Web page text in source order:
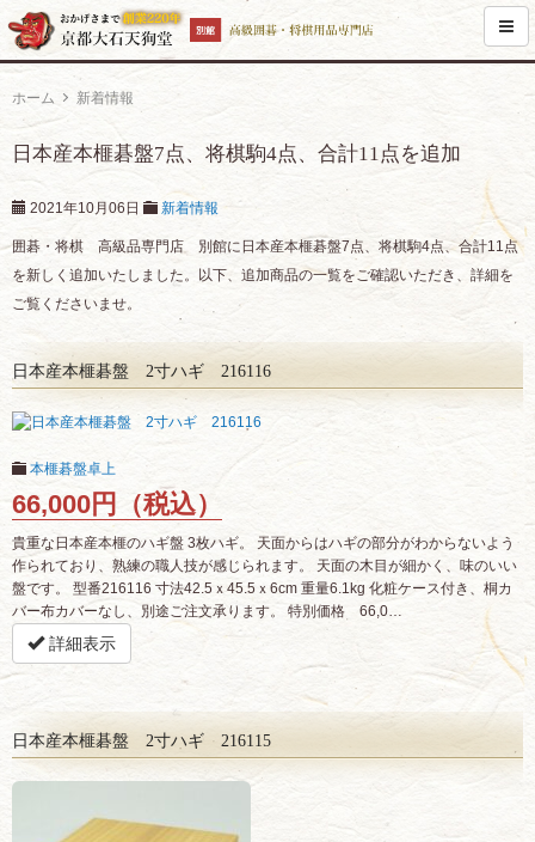
ホーム 新着情報
日本産本榧碁盤7点、将棋駒4点、合計11点を追加
2021年10月06日 新着情報
囲碁・将棋 高級品専門店 別館に日本産本榧碁盤7点、将棋駒4点、合計11点
を新しく追加いたしました。以下、追加商品の一覧をご確認いただき、詳細を
ご覧くださいませ。
日本産本榧碁盤 2寸ハギ 216116
本榧碁盤卓上
66,000円（税込）
貴重な日本産本榧のハギ盤 3枚ハギ。 天面からはハギの部分がわからないよう
作られており、熟練の職人技が感じられます。 天面の木目が細かく、味のいい
盤です。 型番216116 寸法42.5ｘ45.5ｘ6cm 重量6.1kg 化粧ケース付き、桐カ
バー布カバーなし、別途ご注文承ります。 特別価格 66,0…
詳細表示
日本産本榧碁盤 2寸ハギ 216115